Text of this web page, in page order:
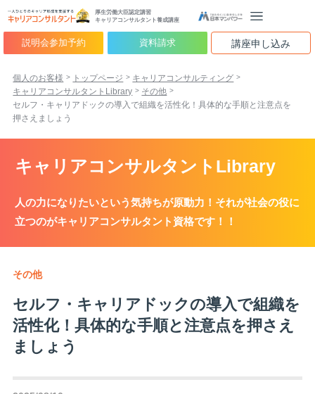
厚生労働大臣認定講習
キャリアコンサルタント養成講座
説明会参加予約 資料請求 講座申し込み
個人のお客様 トップページ
キャリアコンサルティング
キャリアコンサルタントLibrary
その他
セルフ・キャリアドックの導入で組織を活性化！具体的な手順と注意点を
押さえましょう
キャリアコンサルタントLibrary
人の力になりたいという気持ちが原動力！それが社会の役に
立つのがキャリアコンサルタント資格です！！
その他
セルフ・キャリアドックの導入で組織を
活性化！具体的な手順と注意点を押さえ
ましょう